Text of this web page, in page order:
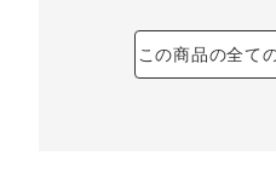
この商品の全て